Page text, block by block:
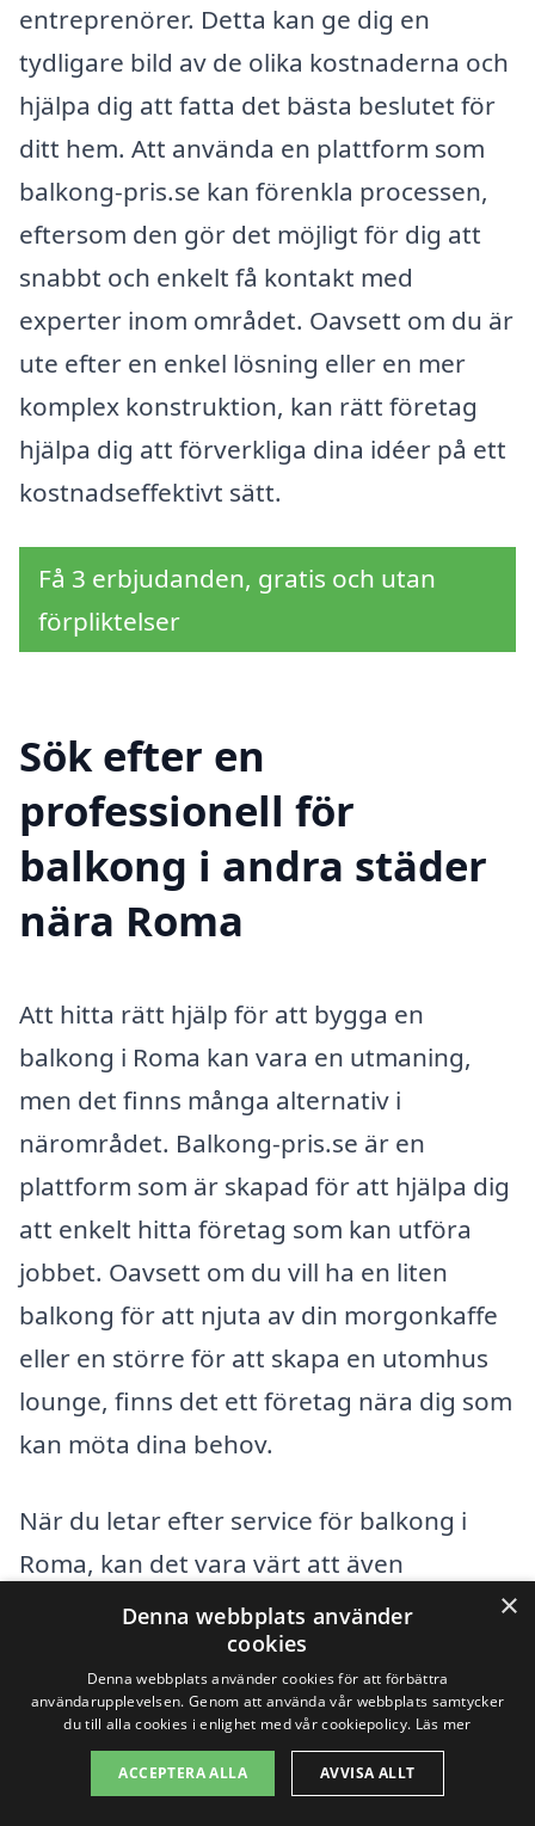
entreprenörer. Detta kan ge dig en
tydligare bild av de olika kostnaderna och
hjälpa dig att fatta det bästa beslutet för
ditt hem. Att använda en plattform som
balkong-pris.se kan förenkla processen,
eftersom den gör det möjligt för dig att
snabbt och enkelt få kontakt med
experter inom området. Oavsett om du är
ute efter en enkel lösning eller en mer
komplex konstruktion, kan rätt företag
hjälpa dig att förverkliga dina idéer på ett
kostnadseffektivt sätt.
Få 3 erbjudanden, gratis och utan
förpliktelser
Sök efter en
professionell för
balkong i andra städer
nära Roma
Att hitta rätt hjälp för att bygga en
balkong i Roma kan vara en utmaning,
men det finns många alternativ i
närområdet. Balkong-pris.se är en
plattform som är skapad för att hjälpa dig
att enkelt hitta företag som kan utföra
jobbet. Oavsett om du vill ha en liten
balkong för att njuta av din morgonkaffe
eller en större för att skapa en utomhus
lounge, finns det ett företag nära dig som
kan möta dina behov.
När du letar efter service för balkong i
Roma, kan det vara värt att även
överväga företag i de omkringliggande
städerna. Här är några exempel på
närliggande platser där du kan söka efter
professionella balkongleverantörer:
×
Denna webbplats använder
cookies
Denna webbplats använder cookies för att förbättra
användarupplevelsen. Genom att använda vår webbplats samtycker
du till alla cookies i enlighet med vår cookiepolicy. Läs mer
ACCEPTERA ALLA AVVISA ALLT